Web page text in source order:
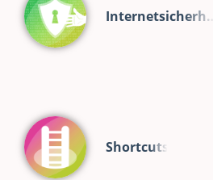
Internetsicherh…
Shortcuts